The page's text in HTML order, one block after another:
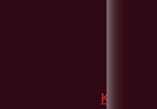
Kontakt